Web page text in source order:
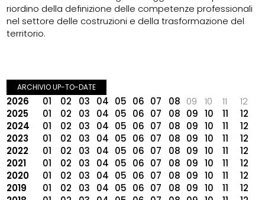
riordino della definizione delle competenze professionali
nel settore delle costruzioni e della trasformazione del
territorio.
ARCHIVIO UP-TO-DATE
2026 01 02 03 04 05 06 07 08 09 10 11
12
2025
01 02 03 04 05 06 07 08 09 10 11
12
2024
01 02 03 04 05 06 07 08 09 10 11
12
2023
01 02 03 04 05 06 07 08 09 10 11
12
2022
01 02 03 04 05 06 07 08 09 10 11
12
2021
01 02 03 04 05 06 07 08 09 10 11
12
2020
01 02 03 04 05 06 07 08 09 10 11
12
2019
01 02 03 04 05 06 07 08 09 10 11
12